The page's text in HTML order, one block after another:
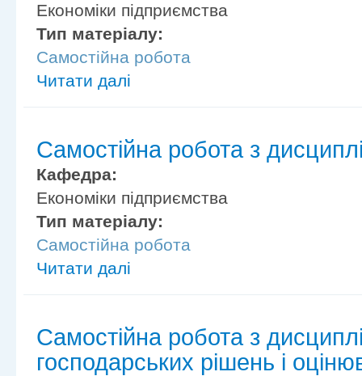
Економіки підприємства
Тип матеріалу:
Самостійна робота
Читати далі
Самостійна робота з
Кафедра:
Економіки підприємства
Тип матеріалу:
Самостійна робота
Читати далі
Самостійна робота з
господарських рішень і